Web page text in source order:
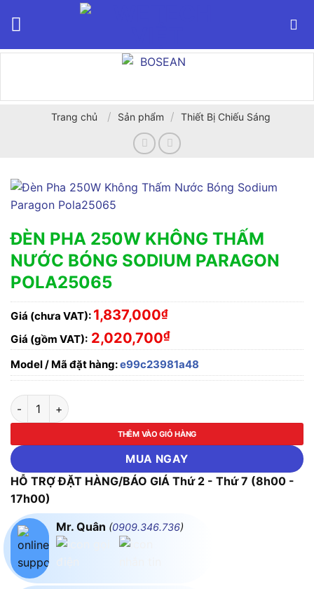
Trang chủ / Sản phẩm / Thiết Bị Chiếu Sáng
ĐÈN PHA 250W KHÔNG THẤM
NƯỚC BÓNG SODIUM PARAGON
POLA25065
Giá (chưa VAT): 1,837,000₫
Giá (gồm VAT): 2,020,700₫
Model / Mã đặt hàng:e99c23981a48
ĐÈN PHA 250W KHÔNG THẤM NƯỚC BÓNG SODIUM
THÊM VÀO GIỎ HÀNG
MUA NGAY
HỖ TRỢ ĐẶT HÀNG/BÁO GIÁ Thứ 2 - Thứ 7 (8h00 -
17h00)
Mr. Quân (0909.346.736)